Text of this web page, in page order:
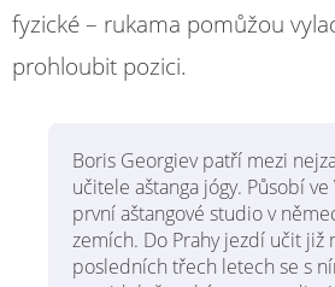
fyzické – rukama pomůžou
prohloubit pozici.
Boris Georgiev patří mezi
učitele aštanga jógy. Působí
první aštangové studio v
zemích. Do Prahy jezdí učit již
posledních třech letech se s